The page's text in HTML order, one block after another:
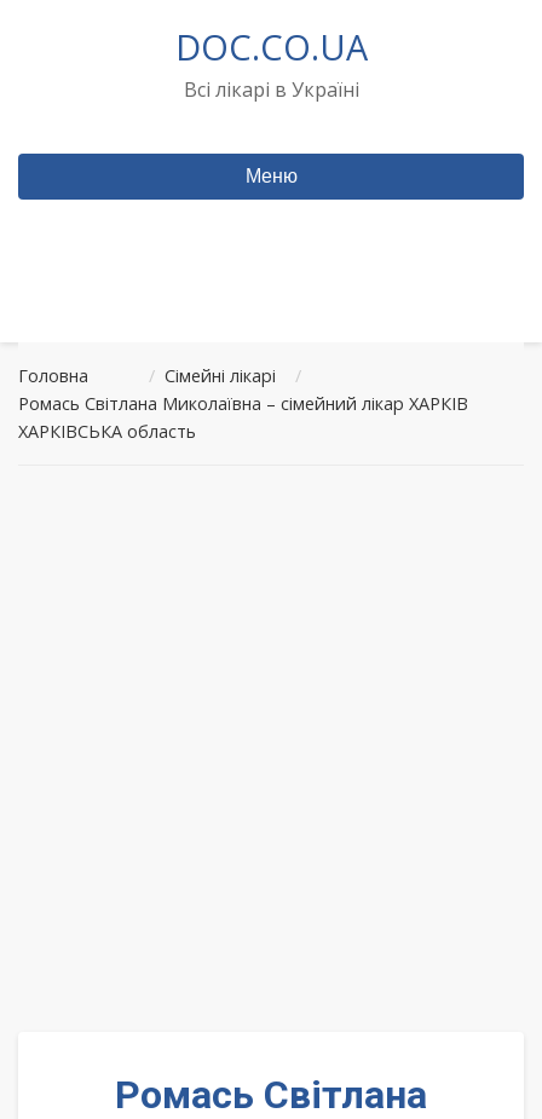
DOC.CO.UA
Всі лікарі в Україні
Меню
Головна / Сімейні лікарі
/
Ромась Світлана Миколаївна – сімейний лікар ХАРКІВ
ХАРКІВСЬКА область
Ромась Світлана